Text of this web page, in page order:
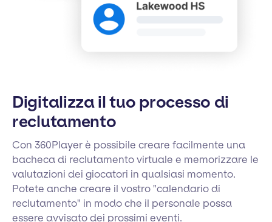
Digitalizza il tuo processo di
reclutamento
Con 360Player è possibile creare facilmente una
bacheca di reclutamento virtuale e memorizzare le
valutazioni dei giocatori in qualsiasi momento.
Potete anche creare il vostro "calendario di
reclutamento" in modo che il personale possa
essere avvisato dei prossimi eventi.